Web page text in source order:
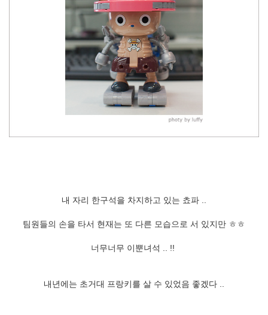
내 자리 한구석을 차지하고 있는 쵸파 ..
팀원들의 손을 타서 현재는 또 다른 모습으로 서 있지만 ㅎㅎ
너무너무 이뿐녀석 .. !!
내년에는 초거대 프랑키를 살 수 있었음 좋겠다 ..